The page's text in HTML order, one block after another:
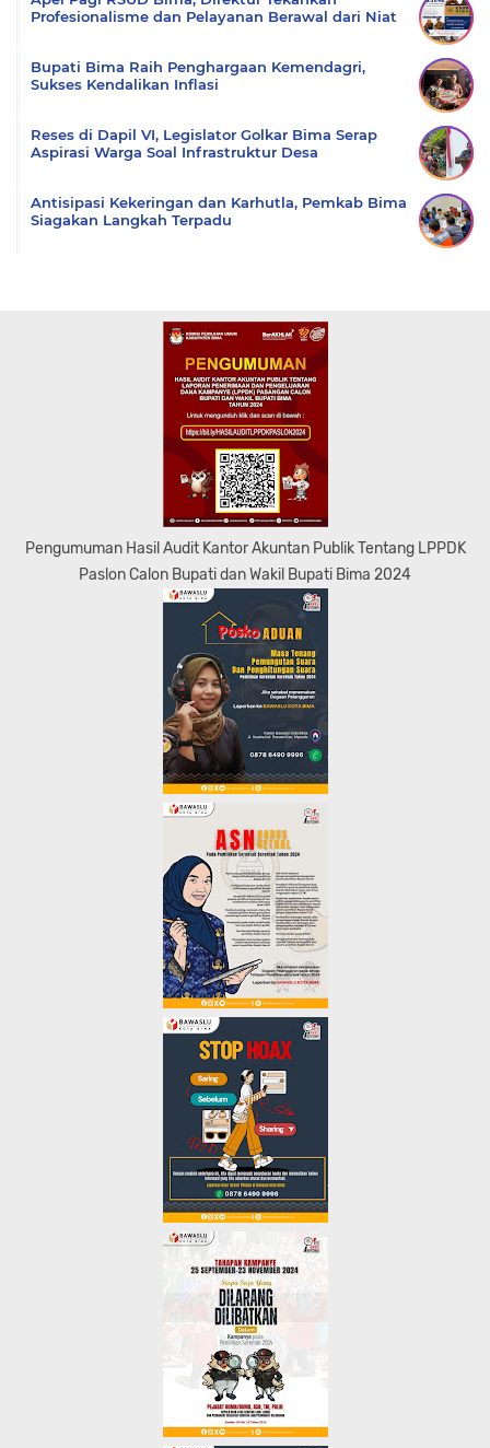
Profesionalisme dan Pelayanan Berawal dari Niat
Bupati Bima Raih Penghargaan Kemendagri,
Sukses Kendalikan Inflasi
Reses di Dapil VI, Legislator Golkar Bima Serap
Aspirasi Warga Soal Infrastruktur Desa
Antisipasi Kekeringan dan Karhutla, Pemkab Bima
Siagakan Langkah Terpadu
Pengumuman Hasil Audit Kantor Akuntan Publik Tentang LPPDK
Paslon Calon Bupati dan Wakil Bupati Bima 2024